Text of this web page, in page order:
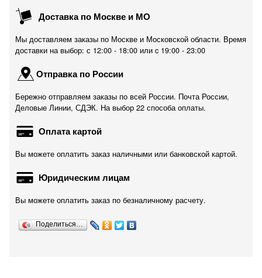
Доставка по Москве и МО
Мы доставляем заказы по Москве и Московской области. Время
доставки на выбор: с 12:00 - 18:00 или c 19:00 - 23:00
Отправка по России
Бережно отправляем заказы по всей России. Почта России,
Деловые Линии, СДЭК. На выбор 22 способа оплаты.
Оплата картой
Вы можете оплатить заказ наличными или банковской картой.
Юридическим лицам
Вы можете оплатить заказ по безналичному расчету.
Поделиться…